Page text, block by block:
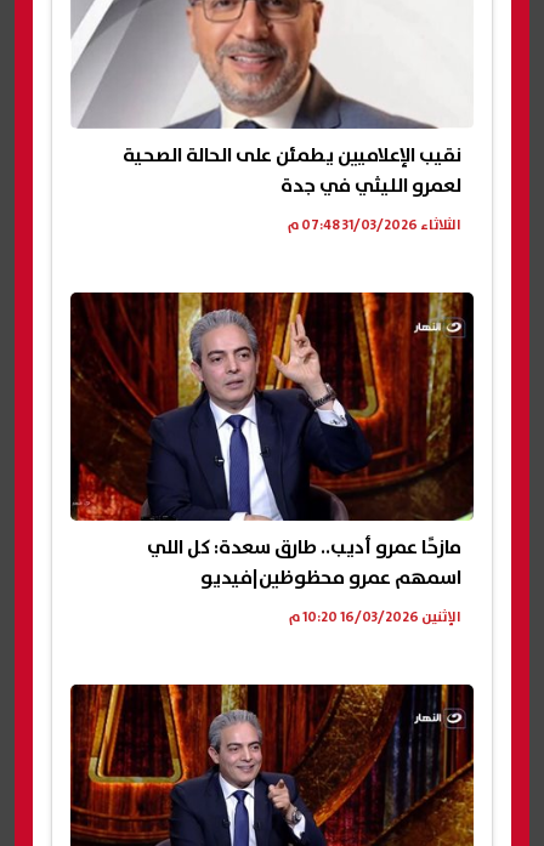
نقيب الإعلاميين يطمئن على الحالة الصحية
لعمرو الليثي في جدة
الثلاثاء 31/03/2026 07:48 م
مازحًا عمرو أديب.. طارق سعدة: كل اللي
اسمهم عمرو محظوظين|فيديو
الإثنين 16/03/2026 10:20 م